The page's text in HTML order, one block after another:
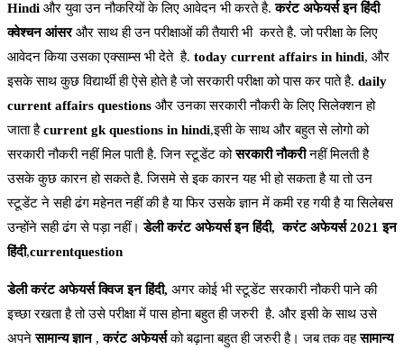
Hindi और युवा उन नौकरियों के लिए आवेदन भी करते है.करंट अफेयर्स इन हिंदी
क्वेश्चन आंसरऔर साथ ही उन परीक्षाओं की तैयारी भी करते है. जो परीक्षा के लिए
आवेदन किया उसका एक्साम्स भी देते है. today current affairs in hindi, और
इसके साथ कुछ विद्यार्थी ही ऐसे होते है जो सरकारी परीक्षा को पास कर पाते है. daily
current affairs questions और उनका सरकारी नौकरी के लिए सिलेक्शन हो
जाता हैcurrent gk questions in hindi,इसी के साथ और बहुत से लोगो को
सरकारी नौकरी नहीं मिल पाती है. जिन स्टूडेंट कोसरकारी नौकरीनहीं मिलती है
उसके कुछ कारन हो सकते है. जिसमे से इक कारन यह भी हो सकता है या तो उन
स्टूडेंट ने सही ढंग महेनत नहीं की है या फिर उसके ज्ञान में कमी रह गयी है या सिलेबस
उन्होंने सही ढंग से पड़ा नहीं।डेली करंट अफेयर्स इन हिंदी, करंट अफेयर्स 2021 इन
हिंदी,currentquestion
डेली करंट अफेयर्स क्विज इन हिंदी, अगर कोई भी स्टूडेंट सरकारी नौकरी पाने की
इच्छा रखता है तो उसे परीक्षा में पास होना बहुत ही जरुरी है. और इसी के साथ उसे
अपनेसामान्य ज्ञान,करंट अफेयर्सको बढ़ाना बहुत ही जरुरी है। जब तक वहसामान्य